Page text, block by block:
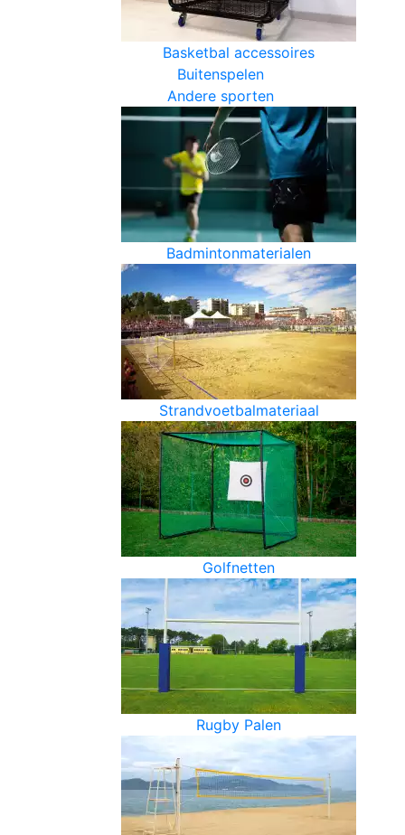
Basketbal accessoires
Buitenspelen
Andere sporten
Badmintonmaterialen
Strandvoetbalmateriaal
Golfnetten
Rugby Palen